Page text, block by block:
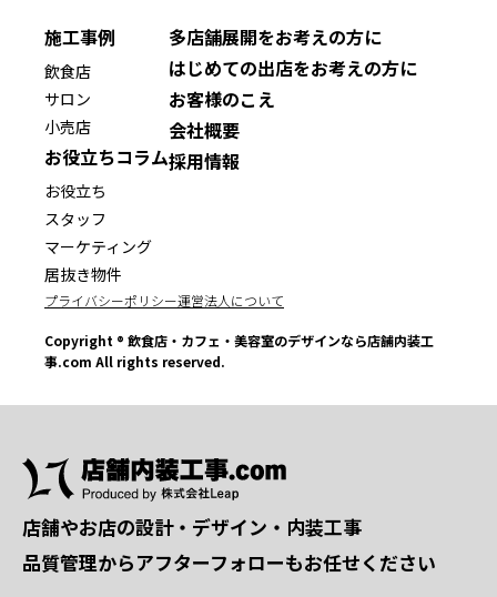
施工事例
飲食店
サロン
小売店
お役立ちコラム
お役立ち
スタッフ
マーケティング
居抜き物件
多店舗展開をお考えの方に
はじめての出店をお考えの方に
お客様のこえ
会社概要
採用情報
プライバシーポリシー運営法人について
Copyright ® 飲食店・カフェ・美容室のデザインなら店舗内装工
事.com All rights reserved.
店舗やお店の設計・デザイン・内装工事
品質管理からアフターフォローもお任せください